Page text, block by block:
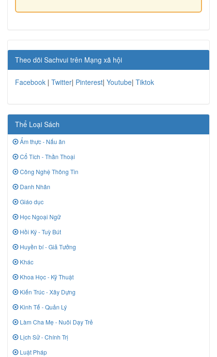
Theo dõi Sachvui trên Mạng xã hội
Facebook | Twitter| Pinterest| Youtube| Tiktok
Thể Loại Sách
Ẩm thực - Nấu ăn
Cổ Tích - Thần Thoại
Công Nghệ Thông Tin
Danh Nhân
Giáo dục
Học Ngoại Ngữ
Hồi Ký - Tuỳ Bút
Huyền bí - Giả Tưởng
Khác
Khoa Học - Kỹ Thuật
Kiến Trúc - Xây Dựng
Kinh Tế - Quản Lý
Làm Cha Mẹ - Nuôi Dạy Trẻ
Lịch Sử - Chính Trị
Luật Pháp